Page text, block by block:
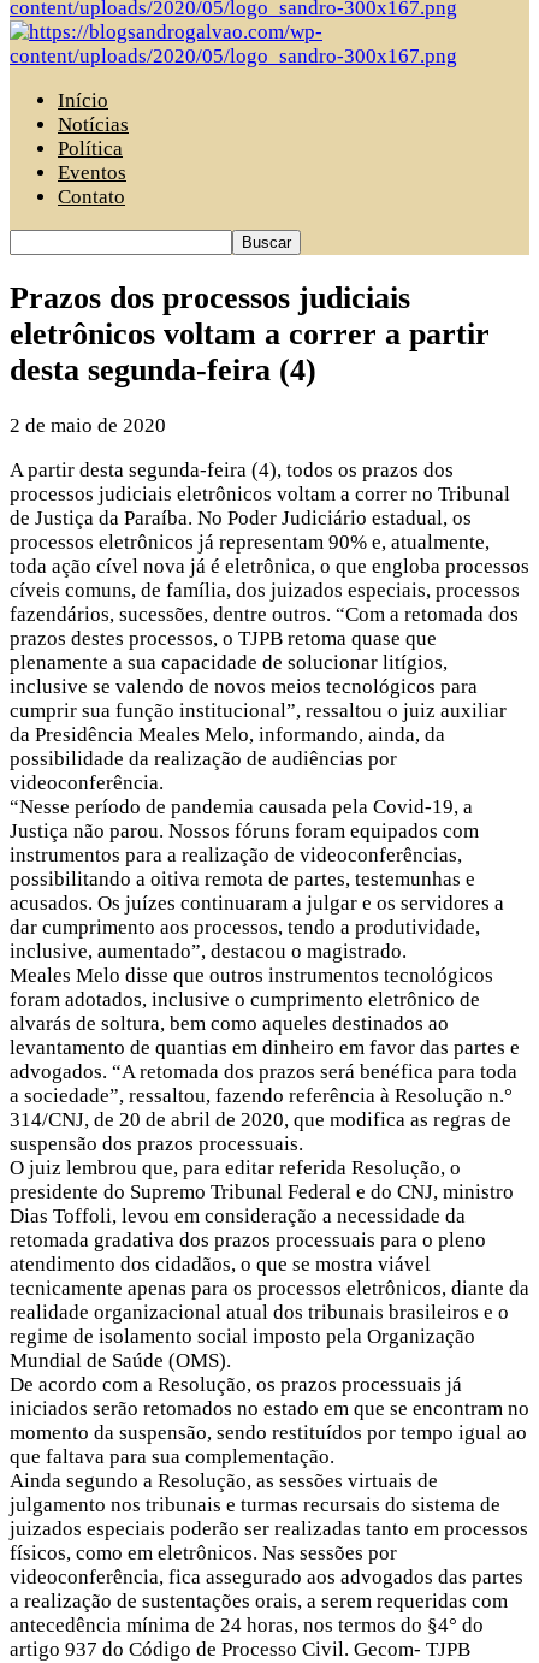
Início
Notícias
Política
Eventos
Contato
Prazos dos processos judiciais
eletrônicos voltam a correr a partir
desta segunda-feira (4)
2 de maio de 2020
A partir desta segunda-feira (4), todos os prazos dos
processos judiciais eletrônicos voltam a correr no Tribunal
de Justiça da Paraíba. No Poder Judiciário estadual, os
processos eletrônicos já representam 90% e, atualmente,
toda ação cível nova já é eletrônica, o que engloba processos
cíveis comuns, de família, dos juizados especiais, processos
fazendários, sucessões, dentre outros. “Com a retomada dos
prazos destes processos, o TJPB retoma quase que
plenamente a sua capacidade de solucionar litígios,
inclusive se valendo de novos meios tecnológicos para
cumprir sua função institucional”, ressaltou o juiz auxiliar
da Presidência Meales Melo, informando, ainda, da
possibilidade da realização de audiências por
videoconferência.
“Nesse período de pandemia causada pela Covid-19, a
Justiça não parou. Nossos fóruns foram equipados com
instrumentos para a realização de videoconferências,
possibilitando a oitiva remota de partes, testemunhas e
acusados. Os juízes continuaram a julgar e os servidores a
dar cumprimento aos processos, tendo a produtividade,
inclusive, aumentado”, destacou o magistrado.
Meales Melo disse que outros instrumentos tecnológicos
foram adotados, inclusive o cumprimento eletrônico de
alvarás de soltura, bem como aqueles destinados ao
levantamento de quantias em dinheiro em favor das partes e
advogados. “A retomada dos prazos será benéfica para toda
a sociedade”, ressaltou, fazendo referência à Resolução n.°
314/CNJ, de 20 de abril de 2020, que modifica as regras de
suspensão dos prazos processuais.
O juiz lembrou que, para editar referida Resolução, o
presidente do Supremo Tribunal Federal e do CNJ, ministro
Dias Toffoli, levou em consideração a necessidade da
retomada gradativa dos prazos processuais para o pleno
atendimento dos cidadãos, o que se mostra viável
tecnicamente apenas para os processos eletrônicos, diante da
realidade organizacional atual dos tribunais brasileiros e o
regime de isolamento social imposto pela Organização
Mundial de Saúde (OMS).
De acordo com a Resolução, os prazos processuais já
iniciados serão retomados no estado em que se encontram no
momento da suspensão, sendo restituídos por tempo igual ao
que faltava para sua complementação.
Ainda segundo a Resolução, as sessões virtuais de
julgamento nos tribunais e turmas recursais do sistema de
juizados especiais poderão ser realizadas tanto em processos
físicos, como em eletrônicos. Nas sessões por
videoconferência, fica assegurado aos advogados das partes
a realização de sustentações orais, a serem requeridas com
antecedência mínima de 24 horas, nos termos do §4° do
artigo 937 do Código de Processo Civil. Gecom- TJPB